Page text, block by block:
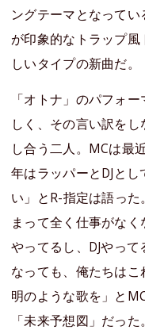
ングテーマとなって
が印象的なトラップ
しいタイプの新曲だ。
「オトナ」のパフォ
しく、その言い訳を
し合う二人。MCは最
年はラッパーとDJと
い」とR-指定は語っ
まって全く仕事がな
やってるし、DJやっ
なっても、俺たちは
明のような歌を」と
「未来予想図」だった。